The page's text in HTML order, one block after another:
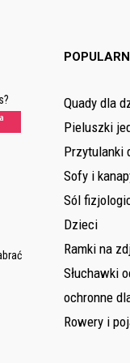
Quady dla
Pieluszki
Przytulanki
Sofy i
Sól
Dzieci
Ramki na
Słuchawki
ochronne
Rowery i